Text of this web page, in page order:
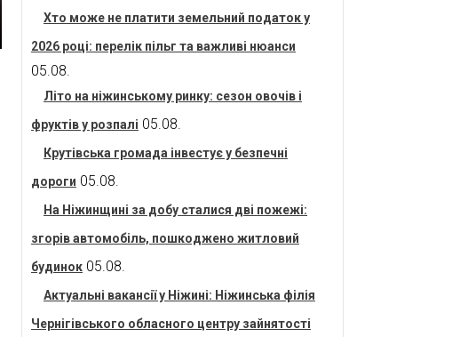
Хто може не платити земельний податок у
2026 році: перелік пільг та важливі нюанси
05.08.
Літо на ніжинському ринку: сезон овочів і
фруктів у розпалі 05.08.
Крутівська громада інвестує у безпечні
дороги 05.08.
На Ніжинщині за добу сталися дві пожежі:
згорів автомобіль, пошкоджено житловий
будинок 05.08.
Актуальні вакансії у Ніжині: Ніжинська філія
Чернігівського обласного центру зайнятості